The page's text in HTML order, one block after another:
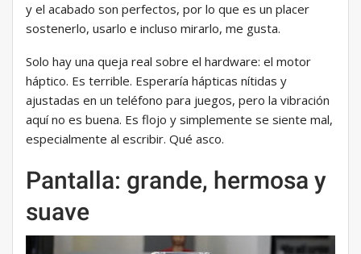
y el acabado son perfectos, por lo que es un placer
sostenerlo, usarlo e incluso mirarlo, me gusta.
Solo hay una queja real sobre el hardware: el motor
háptico. Es terrible. Esperaría hápticas nítidas y
ajustadas en un teléfono para juegos, pero la vibración
aquí no es buena. Es flojo y simplemente se siente mal,
especialmente al escribir. Qué asco.
Pantalla: grande, hermosa y
suave